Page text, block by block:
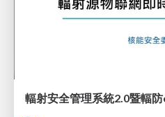
輻射安全管理系統2.0暨輻